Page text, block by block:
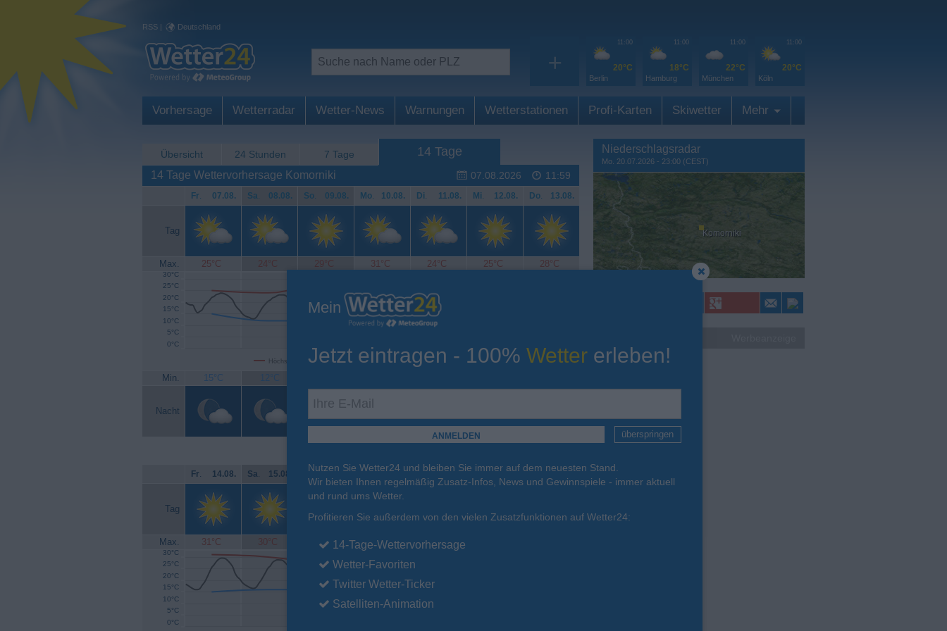
RSS | Deutschland
+
11:00
20°C
Berlin
11:00
18°C
Hamburg
11:00
22°C
München
11:00
20°C
Köln
Vorhersage Wetterradar Wetter-News Warnungen Wetterstationen Profi-Karten Skiwetter Mehr
Übersicht 24 Stunden 7 Tage 14 Tage
07.08.2026 11:59
14 Tage Wettervorhersage Komorniki
Fr. 07.08. Sa. 08.08. So. 09.08. Mo. 10.08. Di. 11.08. Mi. 12.08. Do. 13.08.
Tag
Max. 25°C 24°C 29°C 31°C 24°C 25°C 28°C
Höchsttemperatur Tiefsttemperatur Aktuelle Temperatur
0°C
5°C
10°C
15°C
20°C
25°C
30°C
Min. 15°C 12°C
Nacht
Fr. 14.08. Sa. 15.08. So. 16.08. Mo. 17.08. Di. 18.08. Mi. 19.08. Do. 20.08.
Tag
Max. 31°C 30°C 27°C 24°C 22°C
0°C
5°C
10°C
15°C
20°C
25°C
30°C
Niederschlagsradar
Mo. 20.07.2026 - 23:00 (CEST)
Komorniki
Mein
Jetzt eintragen - 100% Wetter erleben!
überspringen
Nutzen Sie Wetter24 und bleiben Sie immer auf dem neuesten Stand.
Wir bieten Ihnen regelmäßig Zusatz-Infos, News und Gewinnspiele - immer aktuell
und rund ums Wetter.
Profitieren Sie außerdem von den vielen Zusatzfunktionen auf Wetter24:
14-Tage-Wettervorhersage
Wetter-Favoriten
Twitter Wetter-Ticker
Satelliten-Animation